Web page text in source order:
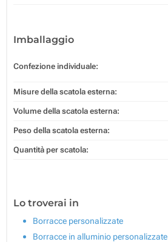
Imballaggio
Confezione individuale:
Misure della scatola esterna:
Volume della scatola esterna:
Peso della scatola esterna:
Quantità per scatola:
Lo troverai in
Borracce personalizzate
Borracce in alluminio personalizzate